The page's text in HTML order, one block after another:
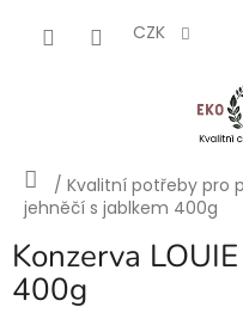
CZK
Domů
/ Kvalitní potřeby pro
jehněčí s jablkem 400g
Konzerva
400g